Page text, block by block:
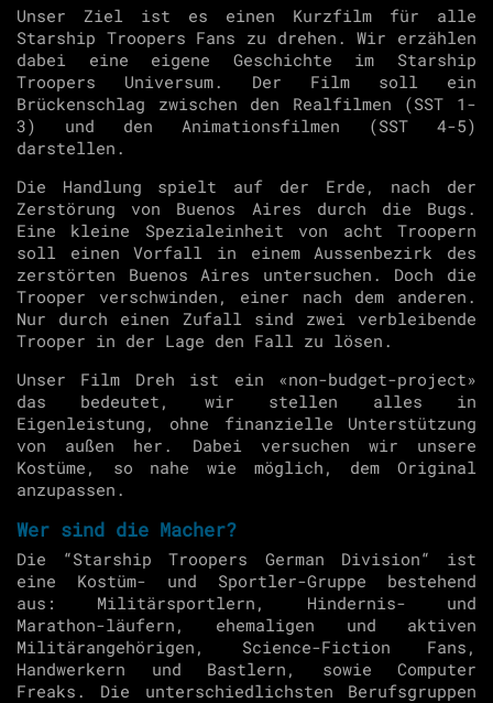
Unser Ziel ist es einen Kurzfilm für alle
Starship Troopers Fans zu drehen. Wir erzählen
dabei eine eigene Geschichte im Starship
Troopers Universum. Der Film soll ein
Brückenschlag zwischen den Realfilmen (SST 1-
3) und den Animationsfilmen (SST 4-5)
darstellen.
Die Handlung spielt auf der Erde, nach der
Zerstörung von Buenos Aires durch die Bugs.
Eine kleine Spezialeinheit von acht Troopern
soll einen Vorfall in einem Aussenbezirk des
zerstörten Buenos Aires untersuchen. Doch die
Trooper verschwinden, einer nach dem anderen.
Nur durch einen Zufall sind zwei verbleibende
Trooper in der Lage den Fall zu lösen.
Unser Film Dreh ist ein «non-budget-project»
das bedeutet, wir stellen alles in
Eigenleistung, ohne finanzielle Unterstützung
von außen her. Dabei versuchen wir unsere
Kostüme, so nahe wie möglich, dem Original
anzupassen.
Wer sind die Macher?
Die “Starship Troopers German Division“ ist
eine Kostüm- und Sportler-Gruppe bestehend
aus: Militärsportlern, Hindernis- und
Marathon-läufern, ehemaligen und aktiven
Militärangehörigen, Science-Fiction Fans,
Handwerkern und Bastlern, sowie Computer
Freaks. Die unterschiedlichsten Berufsgruppen